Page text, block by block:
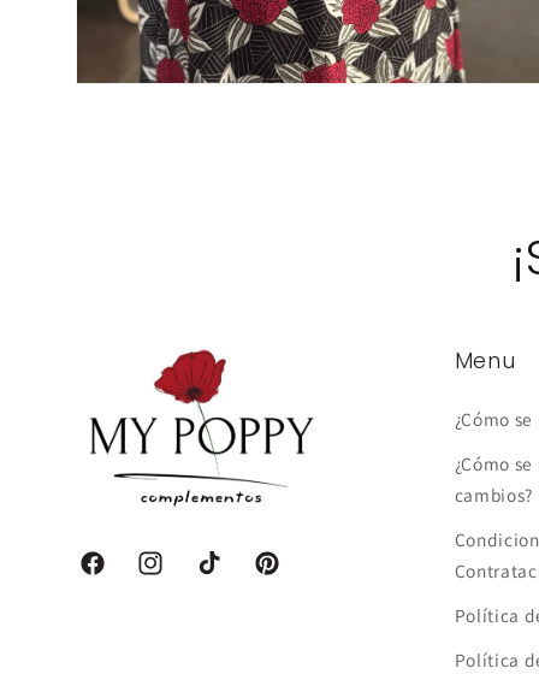
FacebookInstagramTikTok Pinterest
Menu
¿Cómo
¿Cómo
cambios?
Política
Política